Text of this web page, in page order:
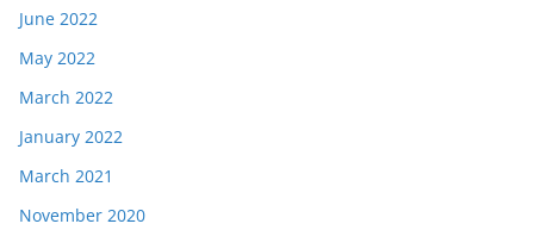
June 2022
May 2022
March 2022
January 2022
March 2021
November 2020